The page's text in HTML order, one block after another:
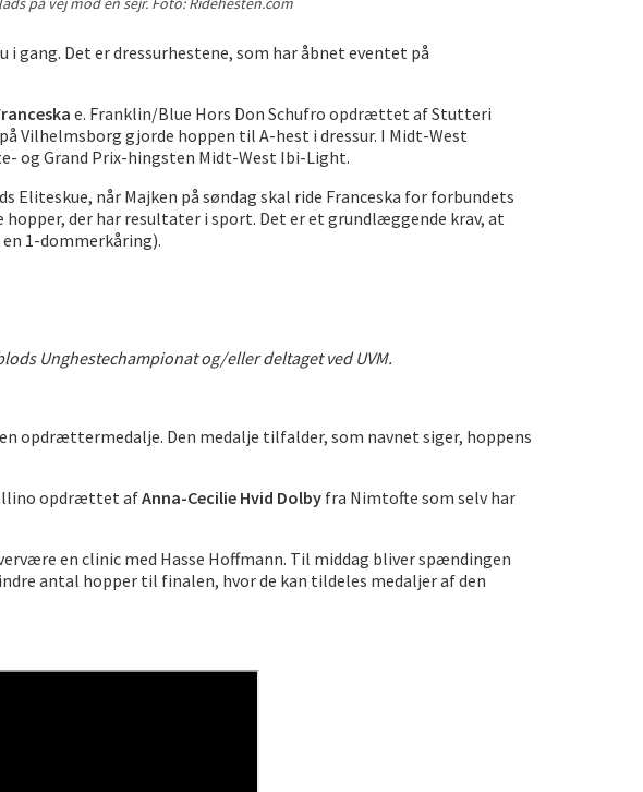
i gang. Det er dressurhestene, som har åbnet eventet på
e. Franklin/Blue Hors Don Schufro opdrættet af Stutteri
Vilhelmsborg gjorde hoppen til A-hest i dressur. I Midt-West
og Grand Prix-hingsten Midt-West Ibi-Light.
Eliteskue, når Majken på søndag skal ride Franceska for forbundets
der har resultater i sport. Det er et grundlæggende krav, at
1-dommerkåring).
Unghestechampionat og/eller deltaget ved UVM.
opdrættermedalje. Den medalje tilfalder, som navnet siger, hoppens
opdrættet afAnna-Cecilie Hvid Dolby fra Nimtofte som selv har
en clinic med Hasse Hoffmann. Til middag bliver spændingen
antal hopper til finalen, hvor de kan tildeles medaljer af den